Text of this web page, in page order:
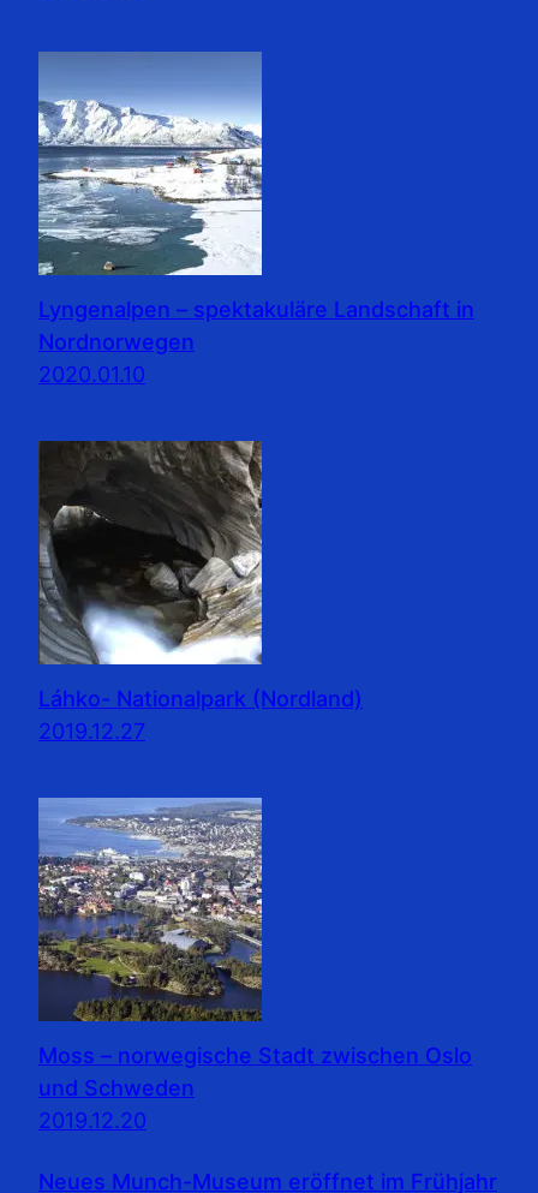
Lyngenalpen – spektakuläre Landschaft in
Nordnorwegen
2020.01.10
Láhko- Nationalpark (Nordland)
2019.12.27
Moss – norwegische Stadt zwischen Oslo
und Schweden
2019.12.20
Neues Munch-Museum eröffnet im Frühjahr